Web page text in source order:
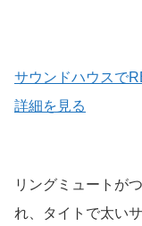
サウンドハウスで
詳細を見る
リングミュートが
れ、タイトで太い